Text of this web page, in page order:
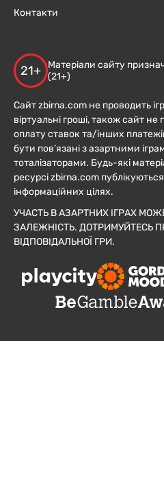
Контакти
21+
Матеріали сайту
(21+)
Сайт zbirna.com не проводить
віртуальні гроші, також сайт не
оплату ставок та/інших
бути пов’язані з азартними
тоталізаторами. Будь-які
ресурсі zbirna.com
інформаційних цілях.
УЧАСТЬ В АЗАРТНИХ ІГРАХ
ЗАЛЕЖНІСТЬ. ДОТРИМУЙТЕСЬ
ВІДПОВІДАЛЬНОЇ ГРИ.